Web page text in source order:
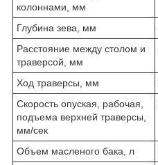
колоннами, мм
Глубина зева, мм
Расстояние между столом и
траверсой, мм
Ход траверсы, мм
Скорость опуская, рабочая,
подъема верхней траверсы,
мм/сек
Объем масленого бака, л